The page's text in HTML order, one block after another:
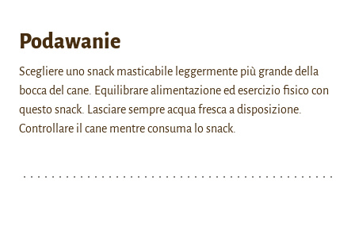
Podawanie
Scegliere uno snack masticabile leggermente più grande della
bocca del cane. Equilibrare alimentazione ed esercizio fisico con
questo snack. Lasciare sempre acqua fresca a disposizione.
Controllare il cane mentre consuma lo snack.